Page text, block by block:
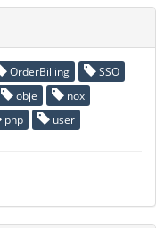
OrderBilling
SSO
obje
nox
php user